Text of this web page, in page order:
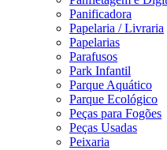
Panificadora
Papelaria / Livraria
Papelarias
Parafusos
Park Infantil
Parque Aquático
Parque Ecológico
Peças para Fogões
Peças Usadas
Peixaria